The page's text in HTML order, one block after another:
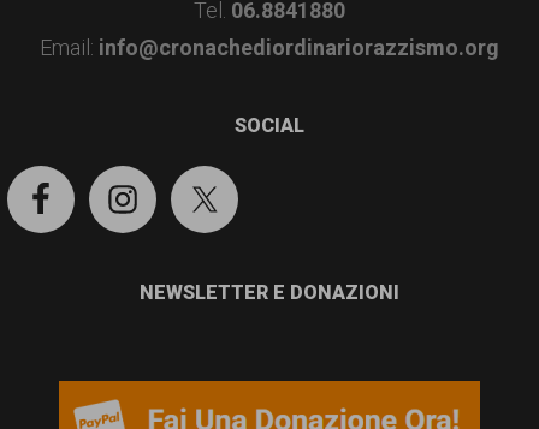
Tel. 06.8841880
Email: info@cronachediordinariorazzismo.org
SOCIAL
NEWSLETTER E DONAZIONI